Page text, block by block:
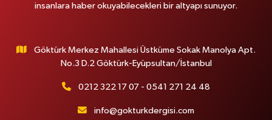
insanlara haber okuyabilecekleri bir altyapı sunuyor.
Göktürk Merkez Mahallesi Üstküme Sokak Manolya Apt.
No.3 D.2 Göktürk-Eyüpsultan/İstanbul
0212 322 17 07 - 0541 271 24 48
info@gokturkdergisi.com